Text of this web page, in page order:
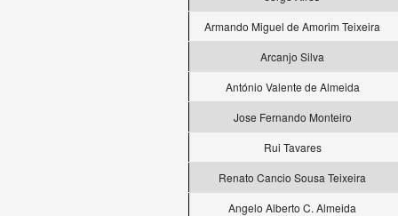
Armando Miguel de Amorim Teixeira
Arcanjo Silva
António Valente de Almeida
Jose Fernando Monteiro
Rui Tavares
Renato Cancio Sousa Teixeira
Angelo Alberto C. Almeida